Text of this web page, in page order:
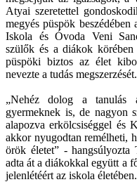
Atyai szeretettel
megyés püspök
Iskola és Óvoda Veni
szülők és a diákok
püspöki biztos az élet
nevezte a tudás megszerzését.
„Nehéz dolog a tanulás
gyermeknek is, de nagyon
alapozva erkölcsiséggel és
akkor nyugodtan remélheti,
örök életet” - hangsúlyozta
adta át a diákokkal együtt a
jelenlétéért az iskola életében.